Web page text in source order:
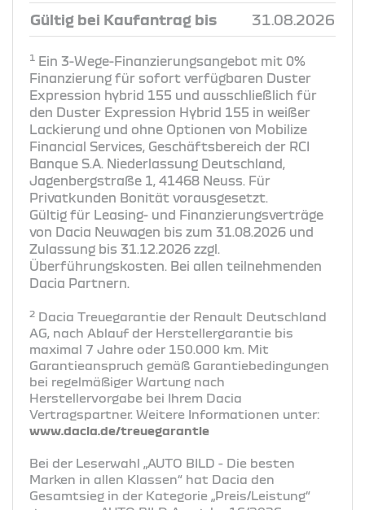
Gültig bei Kaufantrag bis 31.08.2026
1 Ein 3-Wege-Finanzierungsangebot mit 0%
Finanzierung für sofort verfügbaren Duster
Expression hybrid 155 und ausschließlich für
den Duster Expression Hybrid 155 in weißer
Lackierung und ohne Optionen von Mobilize
Financial Services, Geschäftsbereich der RCI
Banque S.A. Niederlassung Deutschland,
Jagenbergstraße 1, 41468 Neuss. Für
Privatkunden Bonität vorausgesetzt.
Gültig für Leasing- und Finanzierungsverträge
von Dacia Neuwagen bis zum 31.08.2026 und
Zulassung bis 31.12.2026 zzgl.
Überführungskosten. Bei allen teilnehmenden
Dacia Partnern.
2 Dacia Treuegarantie der Renault Deutschland
AG, nach Ablauf der Herstellergarantie bis
maximal 7 Jahre oder 150.000 km. Mit
Garantieanspruch gemäß Garantiebedingungen
bei regelmäßiger Wartung nach
Herstellervorgabe bei Ihrem Dacia
Vertragspartner. Weitere Informationen unter:
www.dacia.de/treuegarantie
Bei der Leserwahl „AUTO BILD - Die besten
Marken in allen Klassen“ hat Dacia den
Gesamtsieg in der Kategorie „Preis/Leistung“